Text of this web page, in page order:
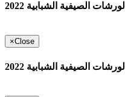
الورشات الصيفية الشبابية 2022
×Close
الورشات الصيفية الشبابية 2022